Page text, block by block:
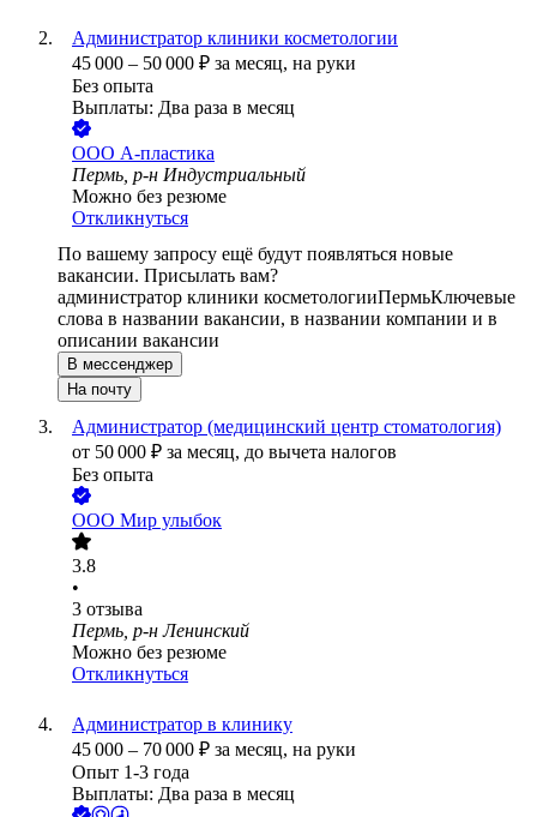
Администратор клиники косметологии
45 000 – 50 000 ₽ за месяц, на руки
Без опыта
Выплаты: Два раза в месяц
ООО А-пластика
Пермь, р-н Индустриальный
Можно без резюме
Откликнуться
По вашему запросу ещё будут появляться новые
вакансии. Присылать вам?
администратор клиники косметологииПермьКлючевые
слова в названии вакансии, в названии компании и в
описании вакансии
В мессенджер
На почту
Администратор (медицинский центр стоматология)
от 50 000 ₽ за месяц, до вычета налогов
Без опыта
ООО Мир улыбок
3.8
•
3 отзыва
Пермь, р-н Ленинский
Можно без резюме
Откликнуться
Администратор в клинику
45 000 – 70 000 ₽ за месяц, на руки
Опыт 1-3 года
Выплаты: Два раза в месяц